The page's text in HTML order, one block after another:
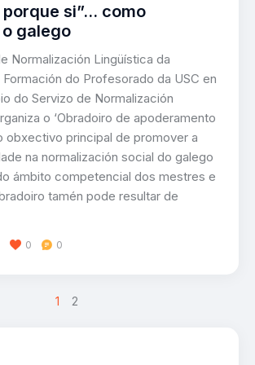
porque si”… como
galego
Normalización Lingüística da
do Profesorado da USC en
do Servizo de Normalización
o ‘Obradoiro de apoderamento
obxectivo principal de promover a
na normalización social do galego
ámbito competencial dos mestres e
tamén pode resultar de
0 0
1 2